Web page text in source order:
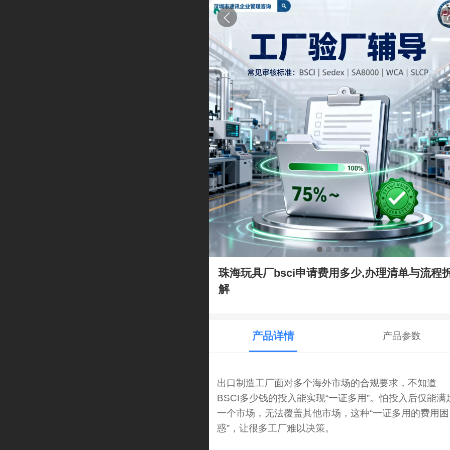
珠海玩具厂bsci申请费用多少,办理清单与流程
解
产品详情 产品参数
出口制造工厂面对多个海外市场的合规要求，不知道
BSCI多少钱的投入能实现“一证多用”。怕投入后仅能满
一个市场，无法覆盖其他市场，这种“一证多用的费用困
惑”，让很多工厂难以决策。